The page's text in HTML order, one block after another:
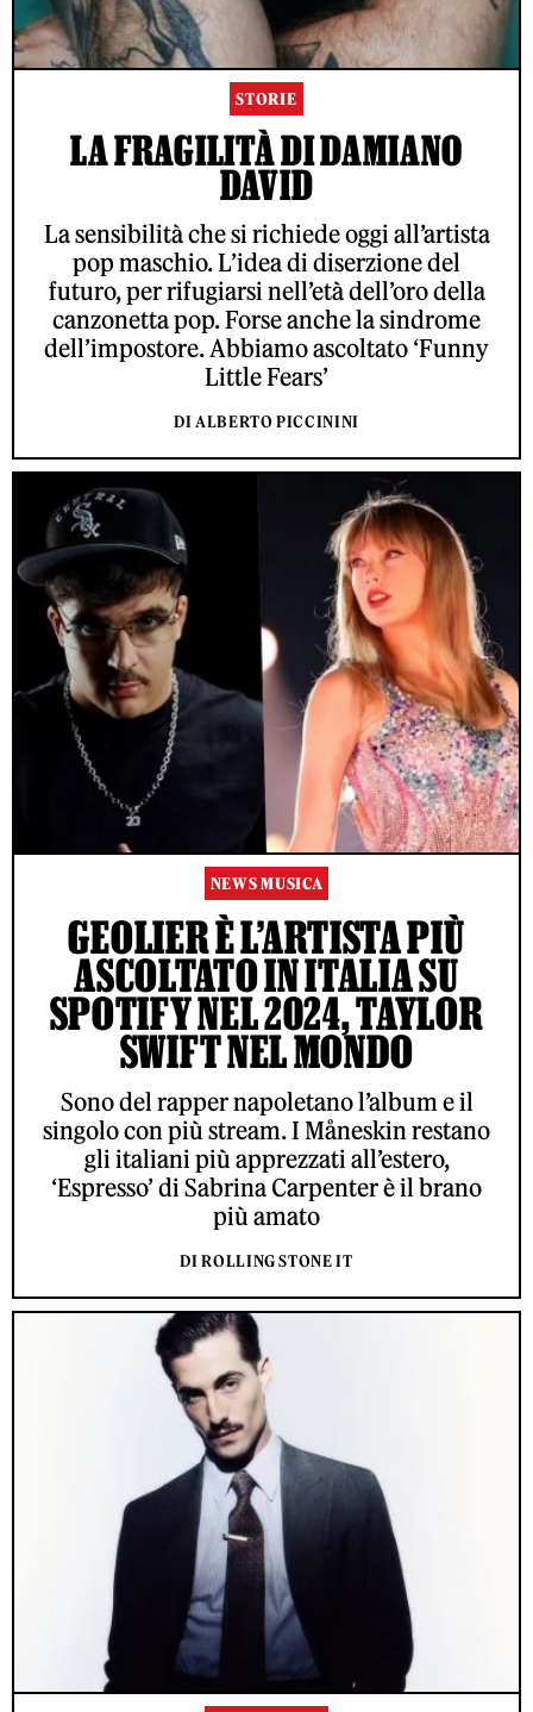
STORIE
LA FRAGILITÀ DI DAMIANO
DAVID
La sensibilità che si richiede oggi all’artista
pop maschio. L’idea di diserzione del
futuro, per rifugiarsi nell’età dell’oro della
canzonetta pop. Forse anche la sindrome
dell’impostore. Abbiamo ascoltato ‘Funny
Little Fears’
DI ALBERTO PICCININI
NEWS MUSICA
GEOLIER È L’ARTISTA PIÙ
ASCOLTATO IN ITALIA SU
SPOTIFY NEL 2024, TAYLOR
SWIFT NEL MONDO
Sono del rapper napoletano l’album e il
singolo con più stream. I Måneskin restano
gli italiani più apprezzati all’estero,
‘Espresso’ di Sabrina Carpenter è il brano
più amato
DI ROLLING STONE IT